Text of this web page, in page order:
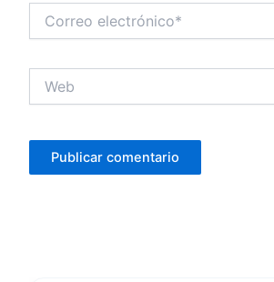
electrónico*